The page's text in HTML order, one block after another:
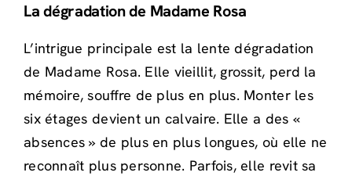
La dégradation de Madame Rosa
L’intrigue principale est la lente dégradation
de Madame Rosa. Elle vieillit, grossit, perd la
mémoire, souffre de plus en plus. Monter les
six étages devient un calvaire. Elle a des «
absences » de plus en plus longues, où elle ne
reconnaît plus personne. Parfois, elle revit sa